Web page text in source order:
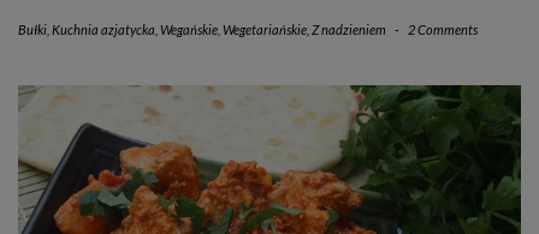
Bułki Kuchnia azjatycka Wegańskie Wegetariańskie Z nadzieniem - 2 Comments